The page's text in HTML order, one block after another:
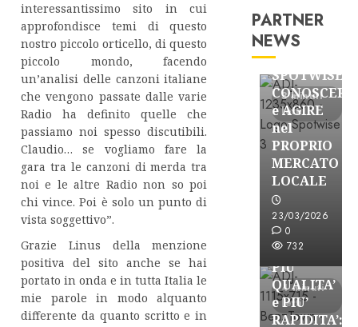
interessantissimo sito in cui
approfondisce temi di questo
nostro piccolo orticello, di questo
piccolo mondo, facendo
un’analisi delle canzoni italiane
che vengono passate dalle varie
Radio ha definito quelle che
passiamo noi spesso discutibili.
Claudio… se vogliamo fare la
gara tra le canzoni di merda tra
noi e le altre Radio non so poi
chi vince. Poi è solo un punto di
vista soggettivo”.
Grazie Linus della menzione
positiva del sito anche se hai
portato in onda e in tutta Italia le
mie parole in modo alquanto
differente da quanto scritto e in
PARTNER
NEWS
3 minuti
letti
FREE
SPOTWISE:
CONOSCERE
e AGIRE
nel
PROPRIO
MERCATO
LOCALE
23/03/2026
0
732
4 minuti
letti
FREE
Partnership
Per la
RADIO,
PIU’
QUALITA’
e PIU’
RAPIDITA’: